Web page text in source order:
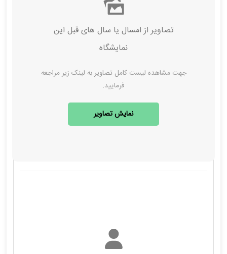
تصاویر از امسال‌ یا سال های قبل این
نمایشگاه
جهت مشاهده لیست کامل تصاویر به لینک زیر مراجعه
فرمایید.
نمایش تصاویر